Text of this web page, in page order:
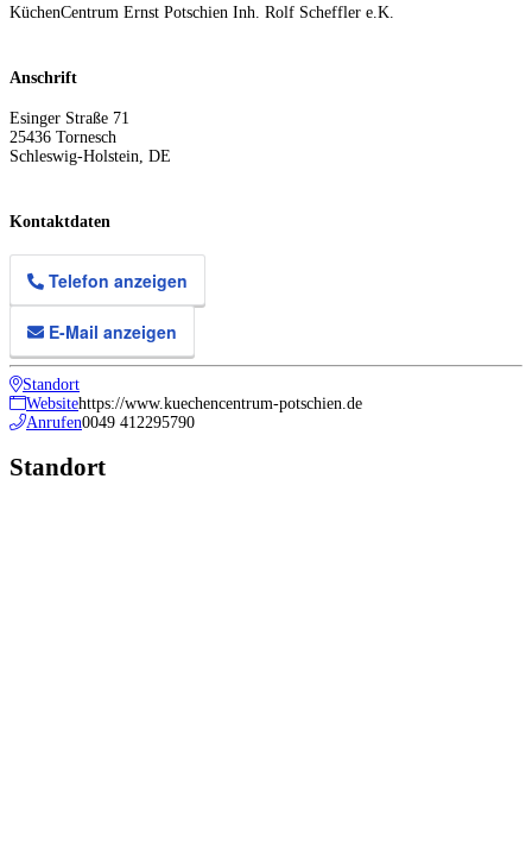
KüchenCentrum Ernst Potschien Inh. Rolf Scheffler e.K.
Anschrift
Esinger Straße 71
25436 Tornesch
Schleswig-Holstein, DE
Kontaktdaten
Telefon anzeigen
E-Mail anzeigen
Standort
Websitehttps://www.kuechencentrum-potschien.de
Anrufen0049 412295790
Standort